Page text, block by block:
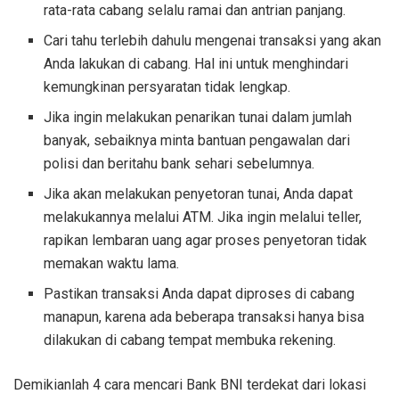
rata-rata cabang selalu ramai dan antrian panjang.
Cari tahu terlebih dahulu mengenai transaksi yang akan
Anda lakukan di cabang. Hal ini untuk menghindari
kemungkinan persyaratan tidak lengkap.
Jika ingin melakukan penarikan tunai dalam jumlah
banyak, sebaiknya minta bantuan pengawalan dari
polisi dan beritahu bank sehari sebelumnya.
Jika akan melakukan penyetoran tunai, Anda dapat
melakukannya melalui ATM. Jika ingin melalui teller,
rapikan lembaran uang agar proses penyetoran tidak
memakan waktu lama.
Pastikan transaksi Anda dapat diproses di cabang
manapun, karena ada beberapa transaksi hanya bisa
dilakukan di cabang tempat membuka rekening.
Demikianlah 4 cara mencari Bank BNI terdekat dari lokasi